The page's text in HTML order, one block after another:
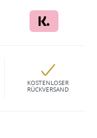
KOSTENLOSER
RÜCKVERSAND